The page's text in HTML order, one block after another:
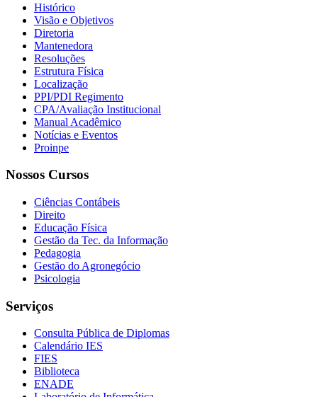
Histórico
Visão e Objetivos
Diretoria
Mantenedora
Resoluções
Estrutura Física
Localização
PPI/PDI Regimento
CPA/Avaliação Institucional
Manual Acadêmico
Notícias e Eventos
Proinpe
Nossos Cursos
Ciências Contábeis
Direito
Educação Física
Gestão da Tec. da Informação
Pedagogia
Gestão do Agronegócio
Psicologia
Serviços
Consulta Pública de Diplomas
Calendário IES
FIES
Biblioteca
ENADE